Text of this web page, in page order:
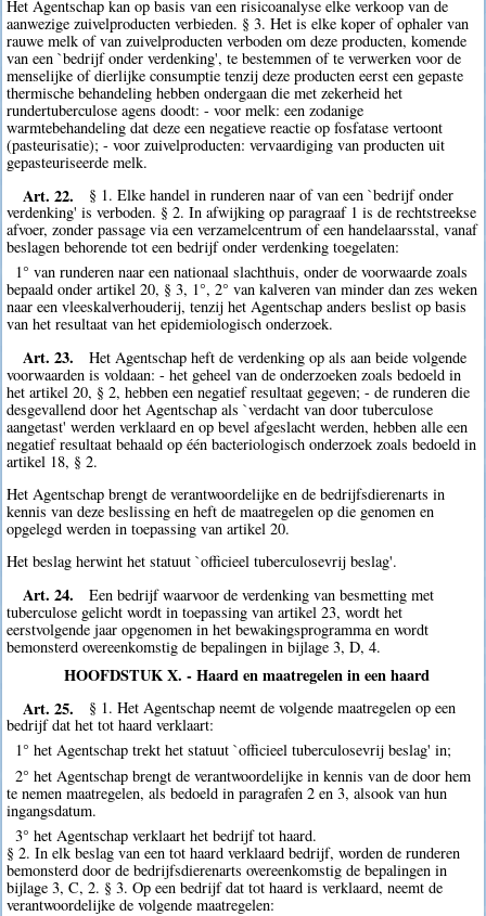
Het Agentschap kan op basis van een risicoanalyse elke verkoop van de
aanwezige zuivelproducten verbieden. § 3. Het is elke koper of ophaler van
rauwe melk of van zuivelproducten verboden om deze producten, komende
van een `bedrijf onder verdenking', te bestemmen of te verwerken voor de
menselijke of dierlijke consumptie tenzij deze producten eerst een gepaste
thermische behandeling hebben ondergaan die met zekerheid het
rundertuberculose agens doodt: - voor melk: een zodanige
warmtebehandeling dat deze een negatieve reactie op fosfatase vertoont
(pasteurisatie); - voor zuivelproducten: vervaardiging van producten uit
gepasteuriseerde melk.
Art. 22.
§ 1. Elke handel in runderen naar of van een `bedrijf onder
verdenking' is verboden. § 2. In afwijking op paragraaf 1 is de rechtstreekse
afvoer, zonder passage via een verzamelcentrum of een handelaarsstal, vanaf
beslagen behorende tot een bedrijf onder verdenking toegelaten:
1° van runderen naar een nationaal slachthuis, onder de voorwaarde zoals
bepaald onder artikel 20, § 3, 1°, 2° van kalveren van minder dan zes weken
naar een vleeskalverhouderij, tenzij het Agentschap anders beslist op basis
van het resultaat van het epidemiologisch onderzoek.
Art. 23.
Het Agentschap heft de verdenking op als aan beide volgende
voorwaarden is voldaan: - het geheel van de onderzoeken zoals bedoeld in
het artikel 20, § 2, hebben een negatief resultaat gegeven; - de runderen die
desgevallend door het Agentschap als `verdacht van door tuberculose
aangetast' werden verklaard en op bevel afgeslacht werden, hebben alle een
negatief resultaat behaald op één bacteriologisch onderzoek zoals bedoeld in
artikel 18, § 2.
Het Agentschap brengt de verantwoordelijke en de bedrijfsdierenarts in
kennis van deze beslissing en heft de maatregelen op die genomen en
opgelegd werden in toepassing van artikel 20.
Het beslag herwint het statuut `officieel tuberculosevrij beslag'.
Art. 24.
Een bedrijf waarvoor de verdenking van besmetting met
tuberculose gelicht wordt in toepassing van artikel 23, wordt het
eerstvolgende jaar opgenomen in het bewakingsprogramma en wordt
bemonsterd overeenkomstig de bepalingen in bijlage 3, D, 4.
HOOFDSTUK X. - Haard en maatregelen in een haard
Art. 25.
§ 1. Het Agentschap neemt de volgende maatregelen op een
bedrijf dat het tot haard verklaart:
1° het Agentschap trekt het statuut `officieel tuberculosevrij beslag' in;
2° het Agentschap brengt de verantwoordelijke in kennis van de door hem
te nemen maatregelen, als bedoeld in paragrafen 2 en 3, alsook van hun
ingangsdatum.
3° het Agentschap verklaart het bedrijf tot haard.
§ 2. In elk beslag van een tot haard verklaard bedrijf, worden de runderen
bemonsterd door de bedrijfsdierenarts overeenkomstig de bepalingen in
bijlage 3, C, 2. § 3. Op een bedrijf dat tot haard is verklaard, neemt de
verantwoordelijke de volgende maatregelen: